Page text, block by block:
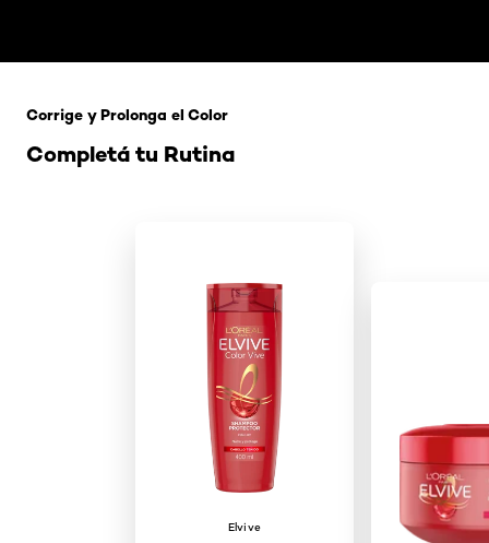
Completá tu Rutina
Corrige y Prolonga el Color
Elvive